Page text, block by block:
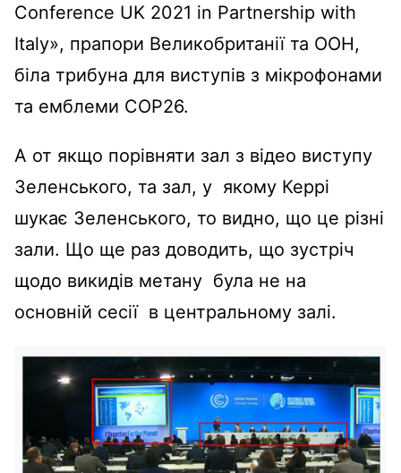
Conference UK 2021 in Partnership with
Italy», прапори Великобританії та ООН,
біла трибуна для виступів з мікрофонами
та емблеми COP26.
А от якщо порівняти зал з відео виступу
Зеленського, та зал, у якому Керрі
шукає Зеленського, то видно, що це різні
зали. Що ще раз доводить, що зустріч
щодо викидів метану була не на
основній сесії в центральному залі.